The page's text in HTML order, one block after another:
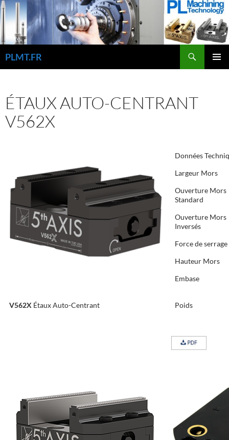
Aller
au
contenu
PLMT.FR
ÉTAUX AUTO-CENTRANT
V562X
V562X Étaux Auto-Centrant
Données
Largeur Mors
Ouverture Mors
Standard
Ouverture Mors
Inversés
Force de serrage
Hauteur Mors
Embase
Poids